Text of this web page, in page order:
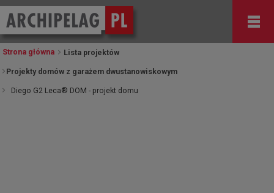
Strona główna Lista projektów
Projekty domów z garażem dwustanowiskowym
Diego G2 Leca® DOM - projekt domu